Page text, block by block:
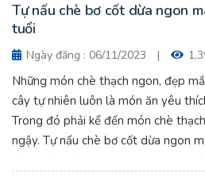
Tự nấu chè bơ cốt dừa ngon
tuổi
Ngày đăng : 06/11/2023 |
Những món chè thạch ngon, đẹp
cây tự nhiên luôn là món ăn yêu
Trong đó phải kể đến món chè
ngậy. Tự nấu chè bơ cốt dừa ngon